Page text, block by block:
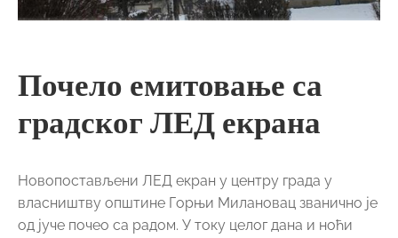
Почело емитовање са
градског ЛЕД екрана
Новопостављени ЛЕД екран у центру града у
власништву општине Горњи Милановац званично је
од јуче почео са радом. У току целог дана и ноћи